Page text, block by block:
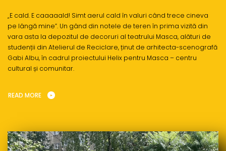
„E cald. E caaaaald! Simt aerul cald în valuri când trece cineva
pe lângă mine”. Un gând din notele de teren în prima vizită din
vara asta la depozitul de decoruri al teatrului Masca, alături de
studenții din Atelierul de Reciclare, ținut de arhitecta-scenografă
Gabi Albu, în cadrul proiectului Helix pentru Masca – centru
cultural și comunitar.
READ MORE